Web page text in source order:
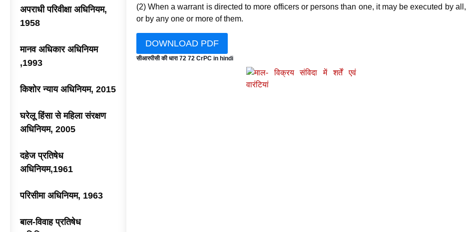
अपराधी परिवीक्षा अधिनियम,
1958
मानव अधिकार अधिनियम
,1993
किशोर न्याय अधिनियम, 2015
घरेलू हिंसा से महिला संरक्षण
अधिनियम, 2005
दहेज प्रतिषेध
अधिनियम,1961
परिसीमा अधिनियम, 1963
बाल-विवाह प्रतिषेध
(2) When a warrant is directed to more officers or persons than one, it may be executed by all,
or by any one or more of them.
DOWNLOAD PDF
सीआरपीसी की धारा 72 72 CrPC in hindi